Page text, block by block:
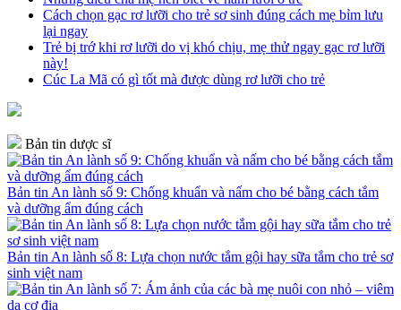
Cách chọn gạc rơ lưỡi cho trẻ sơ sinh đúng cách mẹ bỉm lưu
lại ngay
Trẻ bị trớ khi rơ lưỡi do vị khó chịu, mẹ thử ngay gạc rơ lưỡi
này!
Cúc La Mã có gì tốt mà được dùng rơ lưỡi cho trẻ
Bản tin dược sĩ
Bản tin An lành số 9: Chống khuẩn và nấm cho bé bằng cách tắm
và dưỡng ẩm đúng cách
Bản tin An lành số 8: Lựa chọn nước tắm gội hay sữa tắm cho trẻ sơ
sinh việt nam